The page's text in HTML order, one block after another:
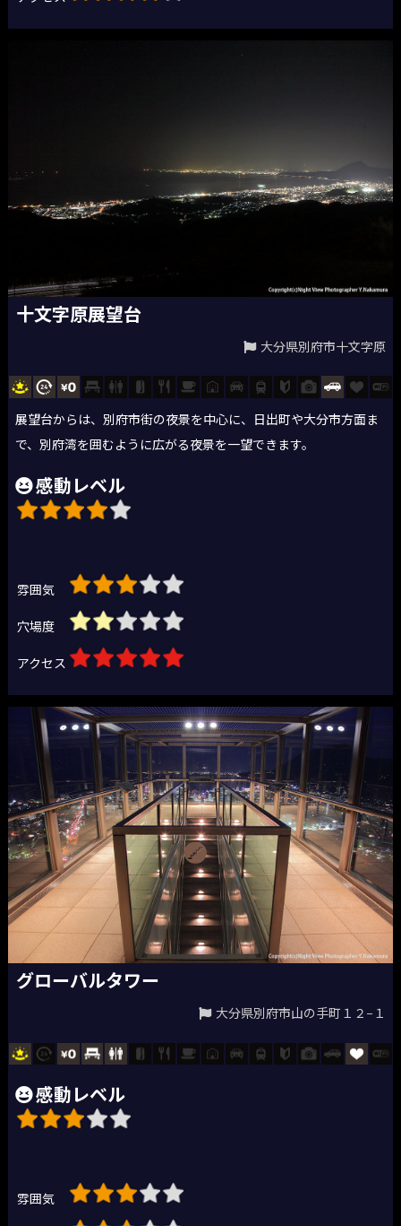
十文字原展望台
大分県別府市十文字原
展望台からは、別府市街の夜景を中心に、日出町や大分市方面ま
で、別府湾を囲むように広がる夜景を一望できます。
感動レベル
雰囲気
穴場度
アクセス
グローバルタワー
大分県別府市山の手町１２−１
感動レベル
雰囲気